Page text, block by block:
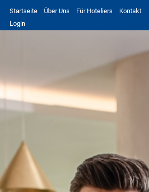
Startseite Über Uns Für Hoteliers
Kontakt
Login